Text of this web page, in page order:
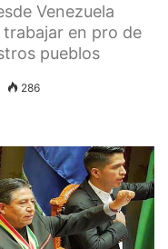
Venezuela
en pro de
pueblos
286